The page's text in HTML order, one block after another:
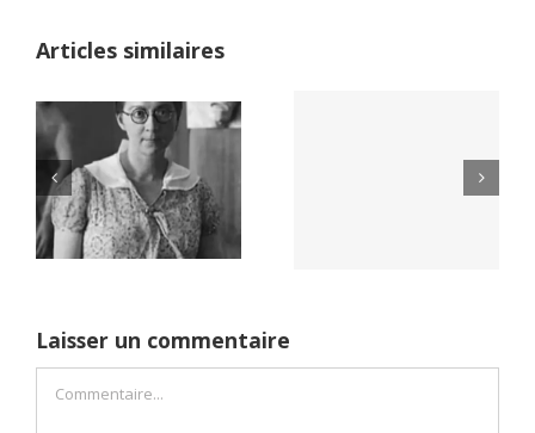
Articles similaires
Netflix Field of
Dreams (1989)
Yaïr Golan : une
Laisser un commentaire